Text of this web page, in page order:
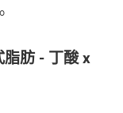
肪 - 丁酸 x